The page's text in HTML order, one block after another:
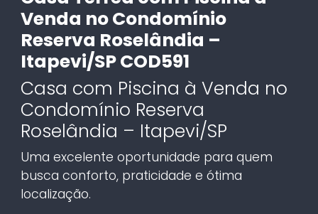
Venda no Condomínio
Reserva Roselândia –
Itapevi/SP COD591
Casa com Piscina à Venda no
Condomínio Reserva
Roselândia – Itapevi/SP
Uma excelente oportunidade para quem
busca conforto, praticidade e ótima
localização.